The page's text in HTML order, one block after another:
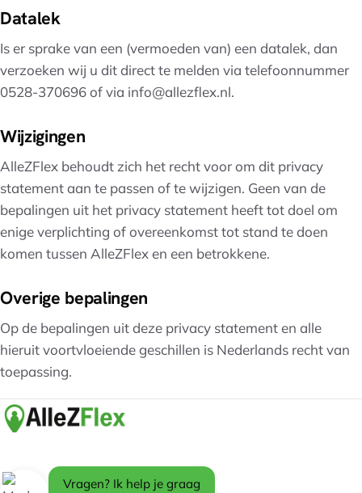
Datalek
Is er sprake van een (vermoeden van) een datalek, dan
verzoeken wij u dit direct te melden via telefoonnummer
0528-370696 of via info@allezflex.nl.
Wijzigingen
AlleZFlex behoudt zich het recht voor om dit privacy
statement aan te passen of te wijzigen. Geen van de
bepalingen uit het privacy statement heeft tot doel om
enige verplichting of overeenkomst tot stand te doen
komen tussen AlleZFlex en een betrokkene.
Overige bepalingen
Op de bepalingen uit deze privacy statement en alle
hieruit voortvloeiende geschillen is Nederlands recht van
toepassing.
Vragen? Ik help je graag